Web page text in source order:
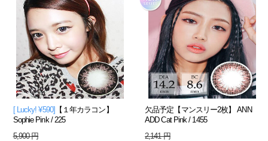
[ Lucky! ¥590] 【１年カラコン】
Sophie Pink / 225
5,900 円
欠品予定【マンスリー2枚】 ANN
ADD Cat Pink / 1455
2,141 円